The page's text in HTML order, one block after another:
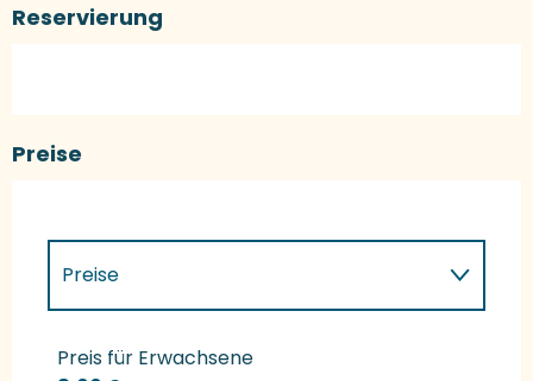
Reservierung
Preise
Preise
Preise 2027
Preis für Erwachsene